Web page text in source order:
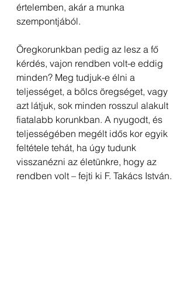
értelemben, akár a munka
szempontjából.
Öregkorunkban pedig az lesz a fő
kérdés, vajon rendben volt-e eddig
minden? Meg tudjuk-e élni a
teljességet, a bölcs öregséget, vagy
azt látjuk, sok minden rosszul alakult
fiatalabb korunkban. A nyugodt, és
teljességében megélt idős kor egyik
feltétele tehát, ha úgy tudunk
visszanézni az életünkre, hogy az
rendben volt – fejti ki F. Takács István.